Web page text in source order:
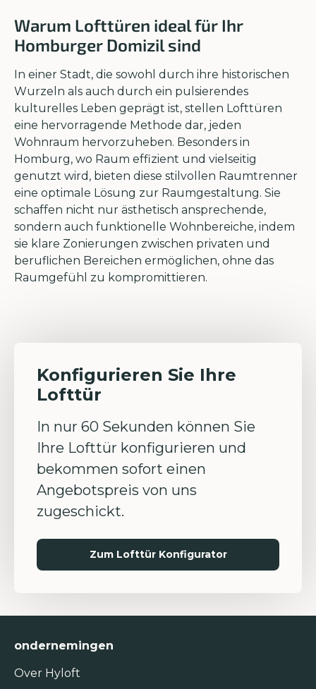
Warum Lofttüren ideal für Ihr
Homburger Domizil sind
In einer Stadt, die sowohl durch ihre historischen
Wurzeln als auch durch ein pulsierendes
kulturelles Leben geprägt ist, stellen Lofttüren
eine hervorragende Methode dar, jeden
Wohnraum hervorzuheben. Besonders in
Homburg, wo Raum effizient und vielseitig
genutzt wird, bieten diese stilvollen Raumtrenner
eine optimale Lösung zur Raumgestaltung. Sie
schaffen nicht nur ästhetisch ansprechende,
sondern auch funktionelle Wohnbereiche, indem
sie klare Zonierungen zwischen privaten und
beruflichen Bereichen ermöglichen, ohne das
Raumgefühl zu kompromittieren.
Konfigurieren Sie Ihre
Lofttür
In nur 60 Sekunden können Sie
Ihre Lofttür konfigurieren und
bekommen sofort einen
Angebotspreis von uns
zugeschickt.
Zum Lofttür Konfigurator
ondernemingen
Over Hyloft